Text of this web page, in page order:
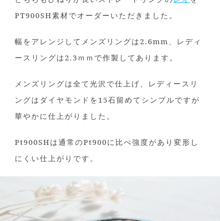
PT900SH素材でオーダーいただきました。
幅をアレンジしてメンズリングは2.6mm、レディ
ースリングは2.3ｍｍで作製してあります。
メンズリングは全て光沢で仕上げ、レディースリ
ングはダイヤモンドを15石留めてシンプルですが
華やかに仕上がりました。
Pt900SHは通常のPt900に比べ強度があり変形し
にくい仕上がりです。